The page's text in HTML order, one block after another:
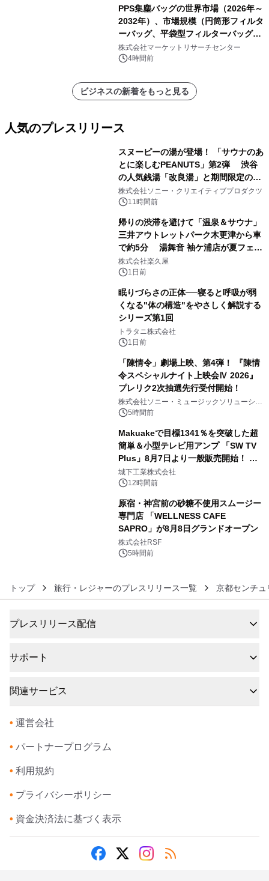
PPS集塵バッグの世界市場（2026年～
2032年）、市場規模（円筒形フィルタ
ーバッグ、平袋型フィルターバッグ、
プリーツフィルターバッグ、その
他）・分析レポートを発表
株式会社マーケットリサーチセンター
4時間前
ビジネスの新着をもっと見る
人気のプレスリリース
スヌーピーの湯が登場！ 「サウナのあ
とに楽しむPEANUTS」第2弾 渋谷
の人気銭湯「改良湯」と期間限定のコ
ラボレーション サウナイキタイコラ
ボグッズも発売決定！
株式会社ソニー・クリエイティブプロダクツ
11時間前
帰りの渋滞を避けて「温泉＆サウナ」
三井アウトレットパーク木更津から車
で約5分 湯舞音 袖ケ浦店が夏フェア
メニューを提供
株式会社楽久屋
1日前
眠りづらさの正体──寝ると呼吸が弱
くなる"体の構造"をやさしく解説する
シリーズ第1回
トラタニ株式会社
1日前
「陳情令」劇場上映、第4弾！ 『陳情
令スペシャルナイト上映会Ⅳ 2026』
プレリク2次抽選先行受付開始！
株式会社ソニー・ミュージックソリューショ
ンズ5時間前
Makuakeで目標1341％を突破した超
簡単＆小型テレビ用アンプ 「SW TV
Plus」8月7日より一般販売開始！ ケ
ーブル1本つなぐだけ、テレビの音が
ぐっと豊かに
城下工業株式会社
12時間前
原宿・神宮前の砂糖不使用スムージー
専門店 「WELLNESS CAFE
SAPRO」が8月8日グランドオープン
株式会社RSF
5時間前
トップ 旅行・レジャーのプレスリリース一覧 京都センチュ
プレスリリース配信
サポート
関連サービス
• 運営会社
• パートナープログラム
• 利用規約
• プライバシーポリシー
• 資金決済法に基づく表示